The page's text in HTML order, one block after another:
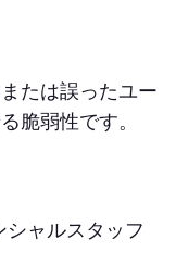
たは誤ったユー
脆弱性です。
ャルスタッフ